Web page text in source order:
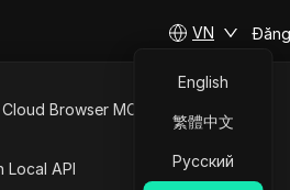
Browser MCP
Local API
VN
English
繁體中文
Русский
gia/khu